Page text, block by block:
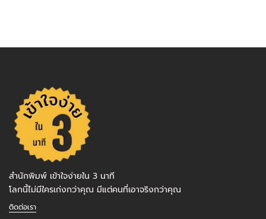
สำนักพิมพ์ เข้าใจง่ายใน 3 นาที
โลกนี้ไม่มีใครเก่งกว่าคุณ มีแต่คนที่เอาจริงกว่าคุณ
ติดต่อเรา